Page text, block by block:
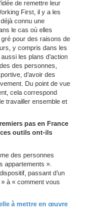
l’emploi, tout va
comme si 1 plus
First, on ne
et prendre le
Quand on
moments
de savoir quel
pour que la chute
cherchons une
"Une psychiatrie
Je pense, entre
en centre-
façon de vivre